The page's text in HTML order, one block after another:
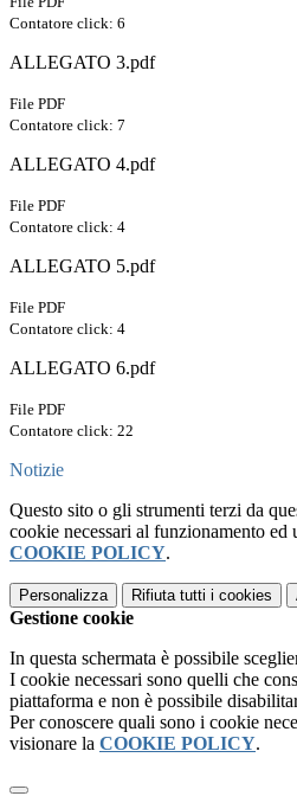
Contatore click: 6
ALLEGATO 3.pdf
File PDF
Contatore click: 7
ALLEGATO 4.pdf
File PDF
Contatore click: 4
ALLEGATO 5.pdf
File PDF
Contatore click: 4
ALLEGATO 6.pdf
File PDF
Contatore click: 22
Notizie
Questo sito o gli strumenti terzi da
cookie necessari al funzionamento
COOKIE POLICY.
Personalizza Rifiuta tutti i cookies
Gestione cookie
In questa schermata è possibile
I cookie necessari sono quelli che
piattaforma e non è possibile
Per conoscere quali sono i cookie
visionare la COOKIE POLICY.